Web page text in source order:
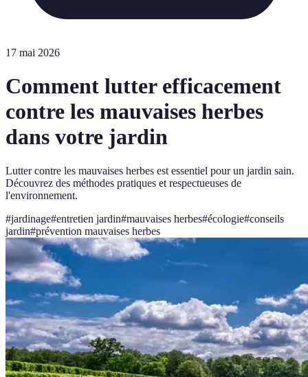
17 mai 2026
Comment lutter efficacement
contre les mauvaises herbes
dans votre jardin
Lutter contre les mauvaises herbes est essentiel pour un jardin sain.
Découvrez des méthodes pratiques et respectueuses de
l'environnement.
#jardinage#entretien jardin#mauvaises herbes#écologie#conseils
jardin#prévention mauvaises herbes